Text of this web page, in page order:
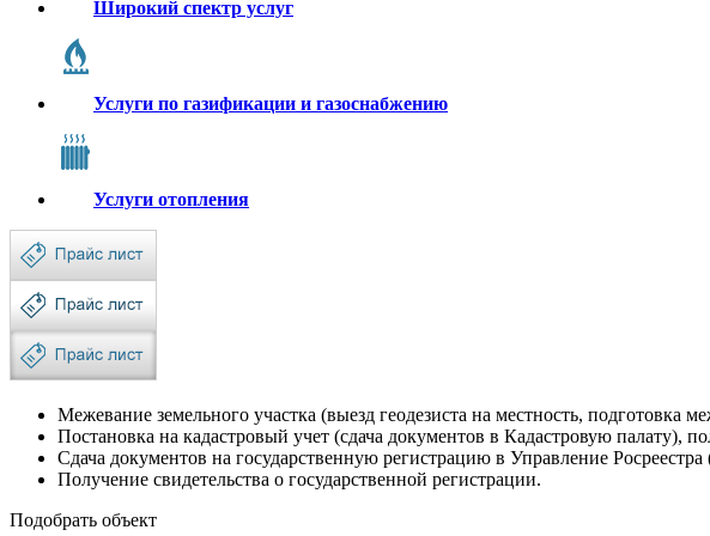
Широкий спектр услуг
Услуги по газификации и газоснабжению
Услуги отопления
Межевание земельного участка (выезд геодезиста на местность, подготовка
Постановка на кадастровый учет (сдача документов в Кадастровую палату),
Сдача документов на государственную регистрацию в Управление
Получение свидетельства о государственной регистрации.
Подобрать объект